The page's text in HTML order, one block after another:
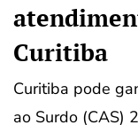
Curitiba
Curitiba pode
ao Surdo (CAS)